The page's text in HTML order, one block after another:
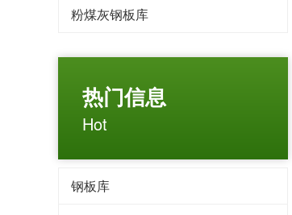
粉煤灰钢板库
热门信息
Hot
钢板库